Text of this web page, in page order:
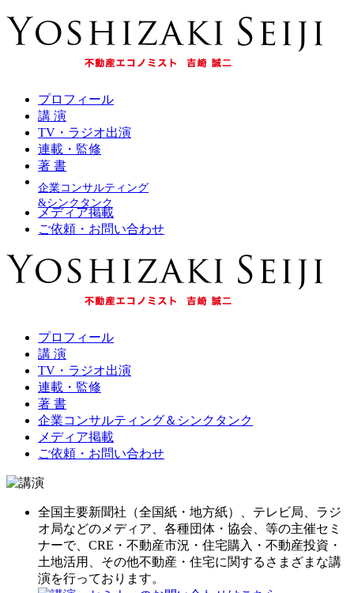
プロフィール
講 演
TV・ラジオ出演
連載・監修
著 書
企業コンサルティング
&シンクタンク
メディア掲載
ご依頼・お問い合わせ
プロフィール
講 演
TV・ラジオ出演
連載・監修
著 書
企業コンサルティング＆シンクタンク
メディア掲載
ご依頼・お問い合わせ
全国主要新聞社（全国紙・地方紙）、テレビ局、ラジ
オ局などのメディア、各種団体・協会、等の主催セミ
ナーで、CRE・不動産市況・住宅購入・不動産投資・
土地活用、その他不動産・住宅に関するさまざまな講
演を行っております。